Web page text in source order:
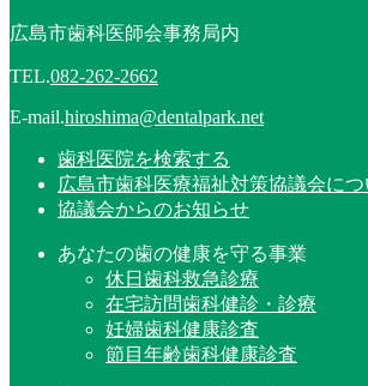
広島市歯科医師会事務局内
TEL.082-262-2662
E-mail.hiroshima@dentalpark.net
歯科医院を検索する
広島市歯科医療福祉対策協議会につ
協議会からのお知らせ
あなたの歯の健康を守る事業
休日歯科救急診療
在宅訪問歯科健診・診療
妊婦歯科健康診査
節目年齢歯科健康診査